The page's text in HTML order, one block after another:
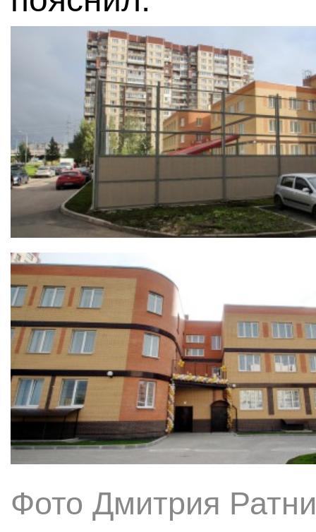
Фото Дмитрия